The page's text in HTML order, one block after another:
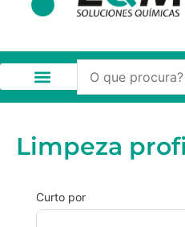
Limpeza
Curto por
Ordenar produtos